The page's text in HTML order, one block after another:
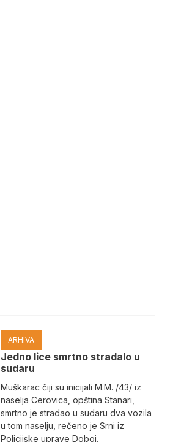
ARHIVA
Јedno lice smrtno stradalo u
sudaru
Muškarac čiji su inicijali M.M. /43/ iz
naselja Cerovica, opština Stanari,
smrtno je stradao u sudaru dva vozila
u tom naselju, rečeno je Srni iz
Policijske uprave Doboj.